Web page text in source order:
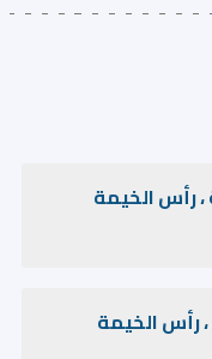
رأس الخيمة
رأس الخيمة